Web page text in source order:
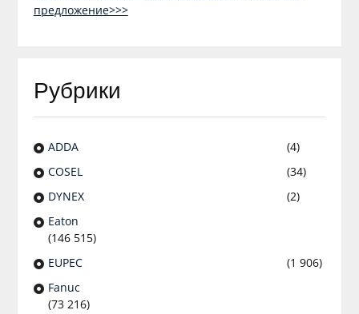
предложение>>>
Рубрики
ADDA
(4)
COSEL
(34)
DYNEX
(2)
Eaton
(146 515)
EUPEC
(1 906)
Fanuc
(73 216)